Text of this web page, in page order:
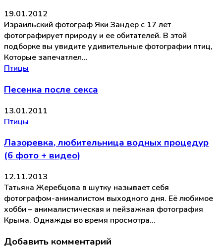
19.01.2012
Израильский фотограф Яки Зандер с 17 лет
фотографирует природу и ее обитателей. В этой
подборке вы увидите удивительные фотографии птиц,
Которые запечатлел…
Птицы
Песенка после секса
13.01.2011
Птицы
Лазоревка, любительница водных процедур
(6 фото + видео)
12.11.2013
Татьяна Жеребцова в шутку называет себя
фотографом-анималистом выходного дня. Её любимое
хобби – анималистическая и пейзажная фотография
Крыма. Однажды во время просмотра…
Добавить комментарий